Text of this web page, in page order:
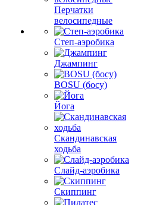
Перчатки
велосипедные
Степ-аэробика
Джампинг
BOSU (босу)
Йога
Скандинавская
ходьба
Слайд-аэробика
Скиппинг